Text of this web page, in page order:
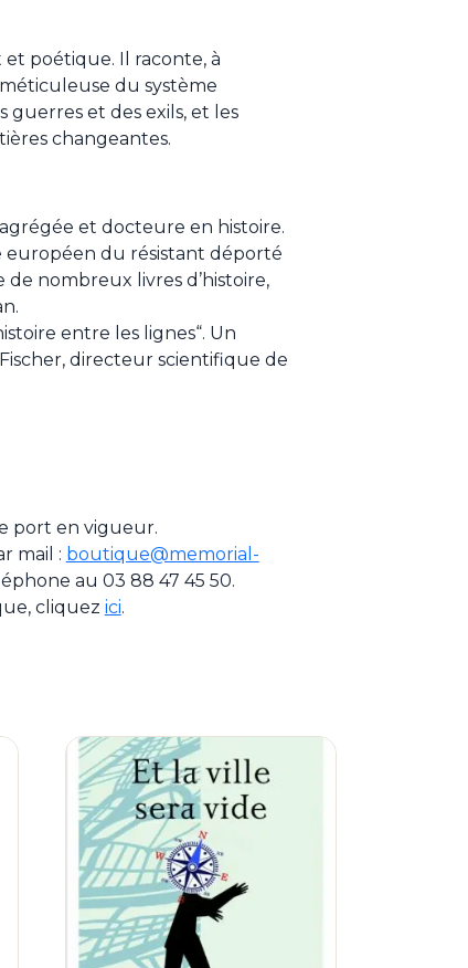
poétique. Il raconte, à
méticuleuse du système
guerres et des exils, et les
changeantes.
et docteure en histoire.
européen du résistant déporté
nombreux livres d’histoire,
entre les lignes“. Un
directeur scientifique de
port en vigueur.
mail : boutique@memorial-
au 03 88 47 45 50.
cliquez ici.